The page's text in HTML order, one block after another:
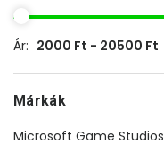
Ár: 2000 Ft - 20500 Ft
Márkák
Microsoft Game Studios